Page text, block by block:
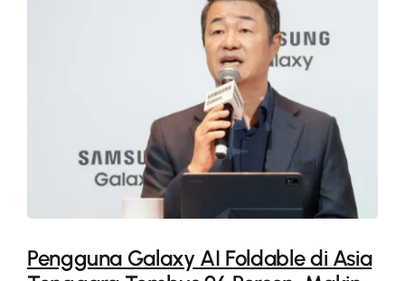
Pengguna Galaxy AI Foldable di Asia